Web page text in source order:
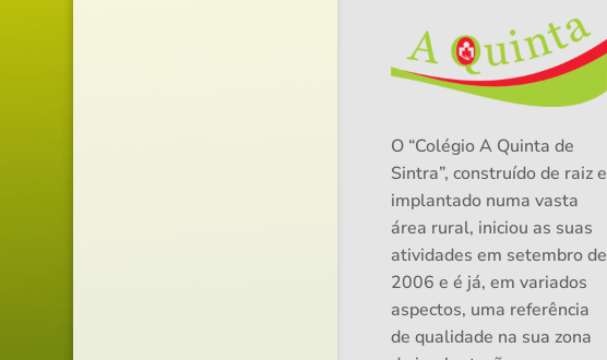
O “Colégio A Quinta de
Sintra”, construído de raiz e
implantado numa vasta
área rural, iniciou as suas
atividades em setembro de
2006 e é já, em variados
aspectos, uma referência
de qualidade na sua zona